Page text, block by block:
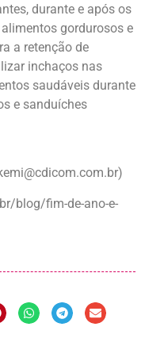
durante e após os
gordurosos e
a retenção de
inchaços nas
saudáveis durante
e sanduíches
)
blog/fim-de-ano-e-